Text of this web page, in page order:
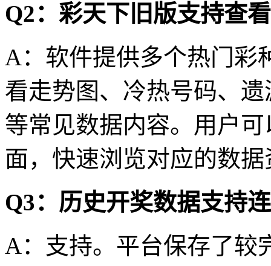
Q2：彩天下旧版支持查
A：软件提供多个热门彩
看走势图、冷热号码、
等常见数据内容。用户
面，快速浏览对应的数据
Q3：历史开奖数据支持
A：支持。平台保存了较